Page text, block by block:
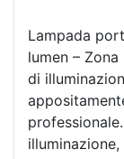
Lampada
lumen –
di